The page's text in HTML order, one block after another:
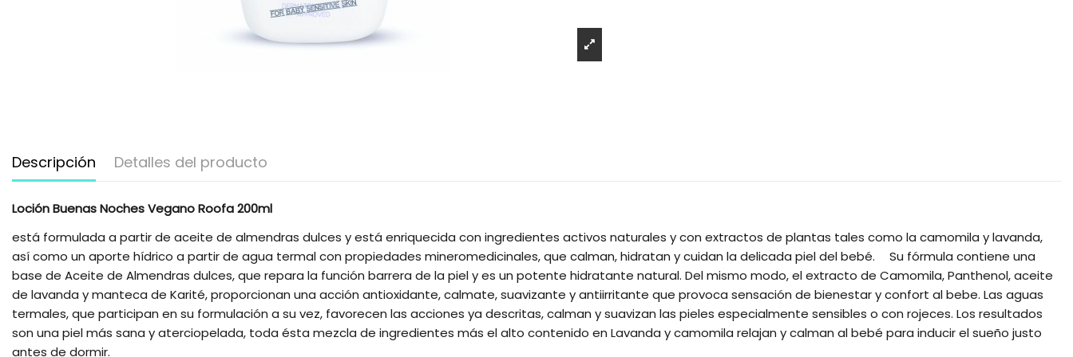
Descripción Detalles del producto
Loción Buenas Noches Vegano Roofa 200ml
está formulada a partir de aceite de almendras dulces y está enriquecida con ingredientes activos naturales y con extractos de plantas tales como la camomila y lavanda,
así como un aporte hídrico a partir de agua termal con propiedades mineromedicinales, que calman, hidratan y cuidan la delicada piel del bebé. Su fórmula contiene una
base de Aceite de Almendras dulces, que repara la función barrera de la piel y es un potente hidratante natural. Del mismo modo, el extracto de Camomila, Panthenol, aceite
de lavanda y manteca de Karité, proporcionan una acción antioxidante, calmate, suavizante y antiirritante que provoca sensación de bienestar y confort al bebe. Las aguas
termales, que participan en su formulación a su vez, favorecen las acciones ya descritas, calman y suavizan las pieles especialmente sensibles o con rojeces. Los resultados
son una piel más sana y aterciopelada, toda ésta mezcla de ingredientes más el alto contenido en Lavanda y camomila relajan y calman al bebé para inducir el sueño justo
antes de dormir.